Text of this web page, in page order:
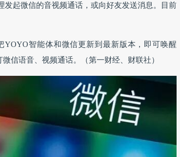
发起微信的音视频通话，或向好友发送消息。目前
智能体和微信更新到最新版本，即可唤醒
信语音、视频通话。（第一财经、财联社）